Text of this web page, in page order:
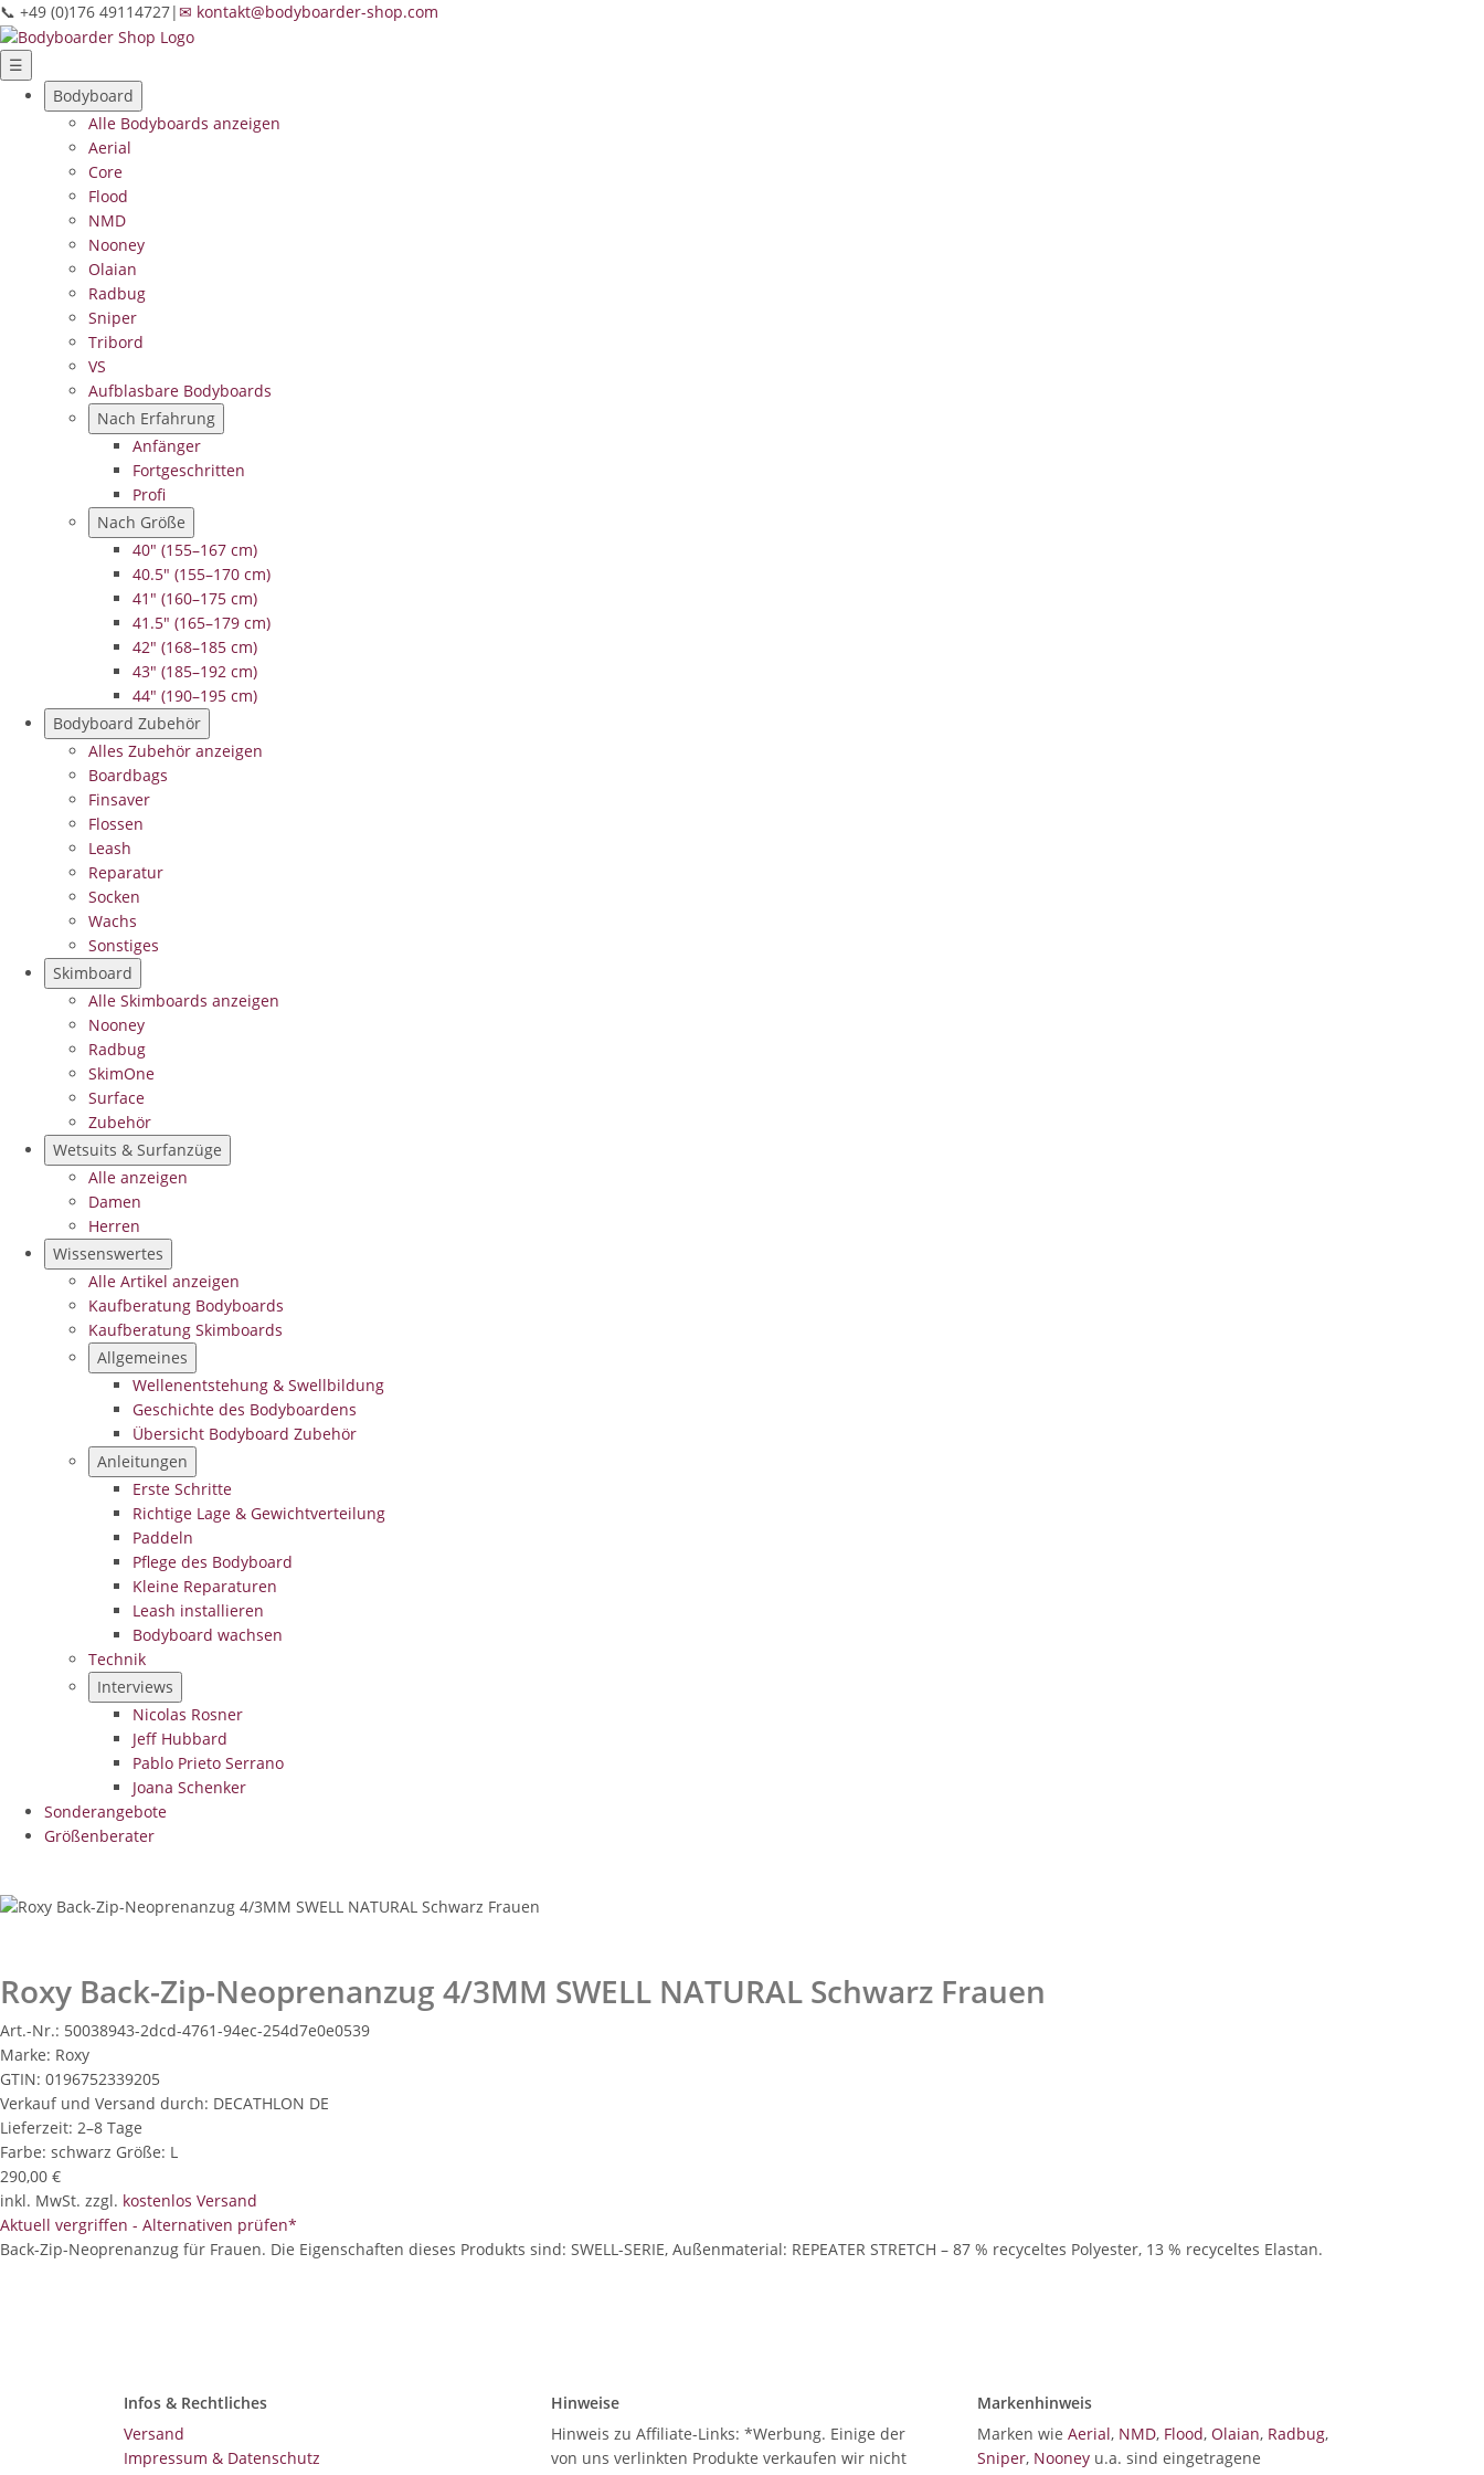
📞 +49 (0)176 49114727| ✉ kontakt@bodyboarder-shop.com
☰
Bodyboard
Alle Bodyboards anzeigen
Aerial
Core
Flood
NMD
Nooney
Olaian
Radbug
Sniper
Tribord
VS
Aufblasbare Bodyboards
Nach Erfahrung
Anfänger
Fortgeschritten
Profi
Nach Größe
40" (155–167 cm)
40.5" (155–170 cm)
41" (160–175 cm)
41.5" (165–179 cm)
42" (168–185 cm)
43" (185–192 cm)
44" (190–195 cm)
Bodyboard Zubehör
Alles Zubehör anzeigen
Boardbags
Finsaver
Flossen
Leash
Reparatur
Socken
Wachs
Sonstiges
Skimboard
Alle Skimboards anzeigen
Nooney
Radbug
SkimOne
Surface
Zubehör
Wetsuits & Surfanzüge
Alle anzeigen
Damen
Herren
Wissenswertes
Alle Artikel anzeigen
Kaufberatung Bodyboards
Kaufberatung Skimboards
Allgemeines
Wellenentstehung & Swellbildung
Geschichte des Bodyboardens
Übersicht Bodyboard Zubehör
Anleitungen
Erste Schritte
Richtige Lage & Gewichtverteilung
Paddeln
Pflege des Bodyboard
Kleine Reparaturen
Leash installieren
Bodyboard wachsen
Technik
Interviews
Nicolas Rosner
Jeff Hubbard
Pablo Prieto Serrano
Joana Schenker
Sonderangebote
Größenberater
Roxy Back-Zip-Neoprenanzug 4/3MM SWELL NATURAL Schwarz Frauen
Art.-Nr.: 50038943-2dcd-4761-94ec-254d7e0e0539
Marke: Roxy
GTIN: 0196752339205
Verkauf und Versand durch: DECATHLON DE
Lieferzeit: 2–8 Tage
Farbe: schwarz Größe: L
290,00 €
inkl. MwSt. zzgl. kostenlos Versand
Aktuell vergriffen - Alternativen prüfen*
Back-Zip-Neoprenanzug für Frauen. Die Eigenschaften dieses Produkts sind: SWELL-SERIE, Außenmaterial: REPEATER STRETCH – 87 % recyceltes Polyester, 13 % recyceltes Elastan.
Infos & Rechtliches
Versand
Impressum & Datenschutz
Hinweise
Hinweis zu Affiliate-Links: *Werbung. Einige der
von uns verlinkten Produkte verkaufen wir nicht
Markenhinweis
Marken wieAerial, NMD, Flood,Olaian, Radbug,
Sniper, Nooney u.a. sind eingetragene